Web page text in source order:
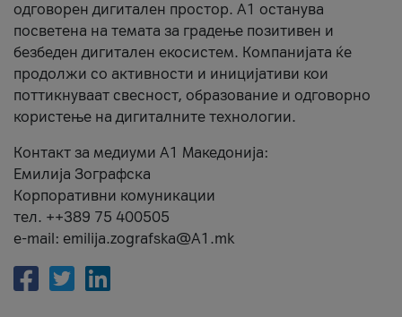
одговорен дигитален простор. А1 останува
посветена на темата за градење позитивен и
безбеден дигитален екосистем. Компанијата ќе
продолжи со активности и иницијативи кои
поттикнуваат свесност, образование и одговорно
користење на дигиталните технологии.
Контакт за медиуми А1 Македонија:
Емилија Зографска
Корпоративни комуникации
тел. ++389 75 400505
e-mail: emilija.zografska@A1.mk